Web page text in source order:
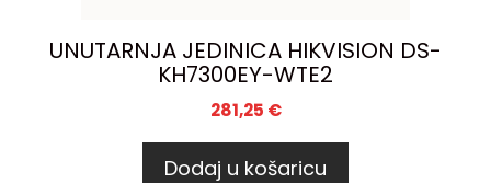
UNUTARNJA JEDINICA HIKVISION DS-
KH7300EY-WTE2
281,25 €
Dodaj u košaricu